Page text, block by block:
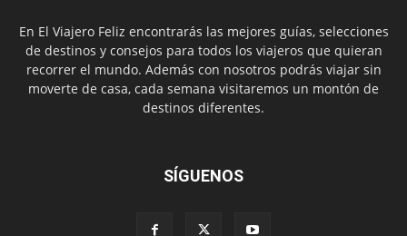
En El Viajero Feliz encontrarás las mejores guías, selecciones
de destinos y consejos para todos los viajeros que quieran
recorrer el mundo. Además con nosotros podrás viajar sin
moverte de casa, cada semana visitaremos un montón de
destinos diferentes.
SÍGUENOS